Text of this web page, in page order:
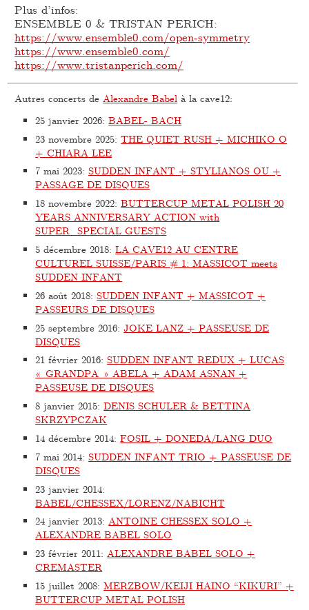
Plus d’infos:
ENSEMBLE 0 & TRISTAN PERICH:
https://www.ensemble0.com/open-symmetry
https://www.ensemble0.com/
https://www.tristanperich.com/
Autres concerts deAlexandre Babel à la cave12:
25 janvier 2026:BABEL- BACH
23 novembre 2025:THE QUIET RUSH + MICHIKO O
+ CHIARA LEE
7 mai 2023:SUDDEN INFANT + STYLIANOS OU +
PASSAGE DE DISQUES
18 novembre 2022:BUTTERCUP METAL POLISH 20
YEARS ANNIVERSARY ACTION with
SUPER_SPECIAL GUESTS
5 décembre 2018:LA CAVE12 AU CENTRE
CULTUREL SUISSE/PARIS # 1: MASSICOT meets
SUDDEN INFANT
26 août 2018:SUDDEN INFANT + MASSICOT +
PASSEURS DE DISQUES
25 septembre 2016:JOKE LANZ + PASSEUSE DE
DISQUES
21 février 2016:SUDDEN INFANT REDUX + LUCAS
« GRANDPA » ABELA + ADAM ASNAN +
PASSEUSE DE DISQUES
8 janvier 2015:DENIS SCHULER & BETTINA
SKRZYPCZAK
14 décembre 2014:FOSIL + DONEDA/LANG DUO
7 mai 2014:SUDDEN INFANT TRIO + PASSEUSE DE
DISQUES
23 janvier 2014:
BABEL/CHESSEX/LORENZ/NABICHT
24 janvier 2013:ANTOINE CHESSEX SOLO +
ALEXANDRE BABEL SOLO
23 février 2011:ALEXANDRE BABEL SOLO +
CREMASTER
15 juillet 2008:MERZBOW/KEIJI HAINO “KIKURI” +
BUTTERCUP METAL POLISH